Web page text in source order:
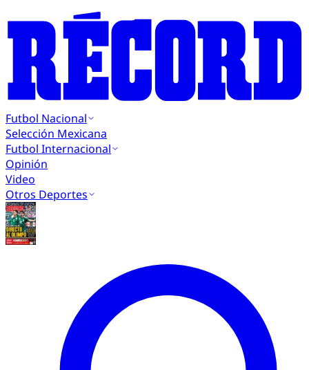
Futbol Nacional
Selección Mexicana
Futbol Internacional
Opinión
Video
Otros Deportes